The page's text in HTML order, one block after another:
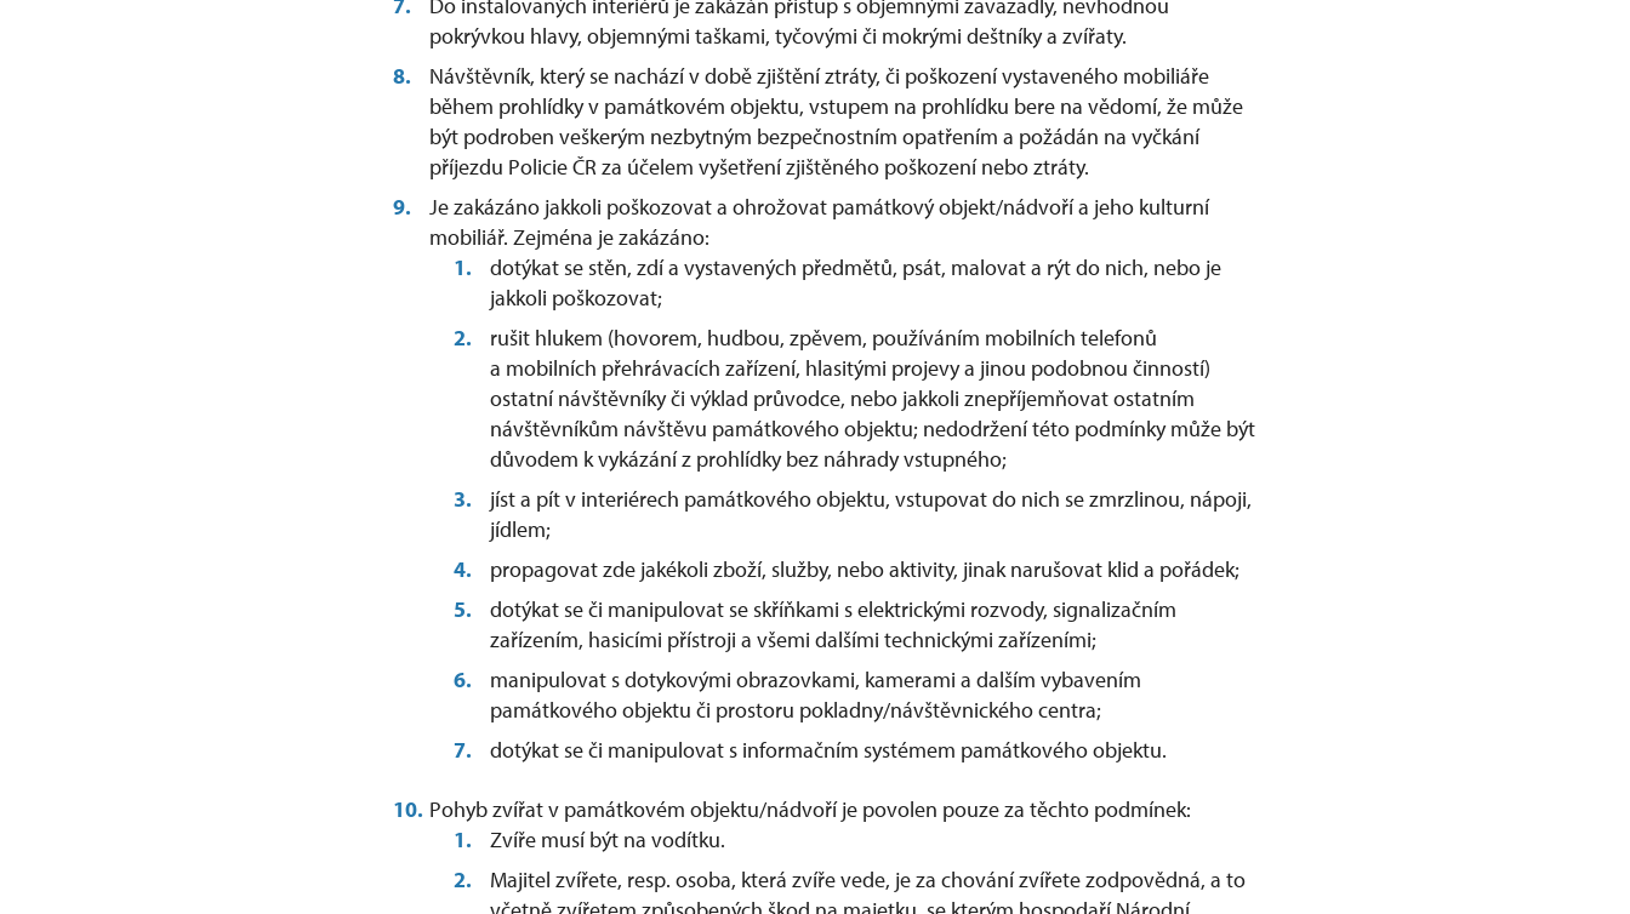
pokrývkou hlavy, objemnými taškami, tyčovými či mokrými deštníky a zvířaty.
Návštěvník, který se nachází v době zjištění ztráty, či poškození vystaveného mobiliáře
během prohlídky v památkovém objektu, vstupem na prohlídku bere na vědomí, že může
být podroben veškerým nezbytným bezpečnostním opatřením a požádán na vyčkání
příjezdu Policie ČR za účelem vyšetření zjištěného poškození nebo ztráty.
Je zakázáno jakkoli poškozovat a ohrožovat památkový objekt/nádvoří a jeho kulturní
mobiliář. Zejména je zakázáno:
dotýkat se stěn, zdí a vystavených předmětů, psát, malovat a rýt do nich, nebo je
jakkoli poškozovat;
rušit hlukem (hovorem, hudbou, zpěvem, používáním mobilních telefonů
a mobilních přehrávacích zařízení, hlasitými projevy a jinou podobnou činností)
ostatní návštěvníky či výklad průvodce, nebo jakkoli znepříjemňovat ostatním
návštěvníkům návštěvu památkového objektu; nedodržení této podmínky může být
důvodem k vykázání z prohlídky bez náhrady vstupného;
jíst a pít v interiérech památkového objektu, vstupovat do nich se zmrzlinou, nápoji,
jídlem;
propagovat zde jakékoli zboží, služby, nebo aktivity, jinak narušovat klid a pořádek;
dotýkat se či manipulovat se skříňkami s elektrickými rozvody, signalizačním
zařízením, hasicími přístroji a všemi dalšími technickými zařízeními;
manipulovat s dotykovými obrazovkami, kamerami a dalším vybavením
památkového objektu či prostoru pokladny/návštěvnického centra;
dotýkat se či manipulovat s informačním systémem památkového objektu.
Pohyb zvířat v památkovém objektu/nádvoří je povolen pouze za těchto podmínek:
Zvíře musí být na vodítku.
Majitel zvířete, resp. osoba, která zvíře vede, je za chování zvířete zodpovědná, a to